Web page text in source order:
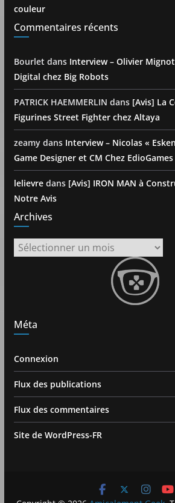
couleur
Commentaires récents
Bourlet dans Interview – Olivier
Digital chez Big Robots
PATRICK HAEMMERLIN dans [Avis] La
Figurines Street Fighter chez Altaya
zeamydans Interview – Nicolas «
Game Designer et CM Chez EdioGames
lelievredans [Avis] IRON MAN à
Notre Avis
Archives
Archives
Méta
Connexion
Flux des publications
Flux des commentaires
Site de WordPress-FR